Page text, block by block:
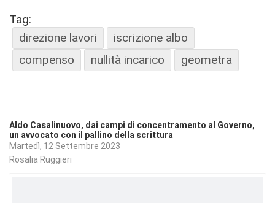
Tag:
direzione lavori
iscrizione albo
compenso
nullità incarico geometra
Aldo Casalinuovo, dai campi di concentramento al Governo,
un avvocato con il pallino della scrittura
Martedì, 12 Settembre 2023
Rosalia Ruggieri